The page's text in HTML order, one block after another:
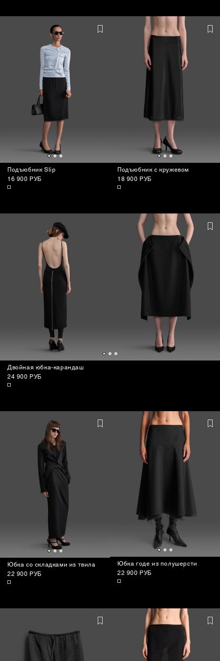
Подъюбник Slip
16 900 РУБ
Подъюбник с кружевом
18 900 РУБ
Двойная юбка-карандаш
24 900 РУБ
Юбка со складками из твила
22 900 РУБ
Юбка годе из полушерсти
22 900 РУБ